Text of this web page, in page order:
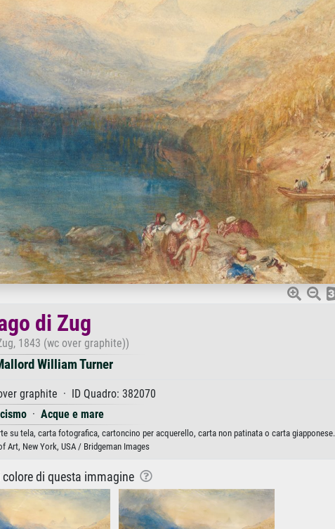
di Zug
1843 (wc over graphite))
William Turner
graphite · ID Quadro: 382070
· Acque e mare
su tela, carta fotografica, cartoncino per acquerello, carta non patinata o carta giapponese.
Art, New York, USA / Bridgeman Images
di questa immagine